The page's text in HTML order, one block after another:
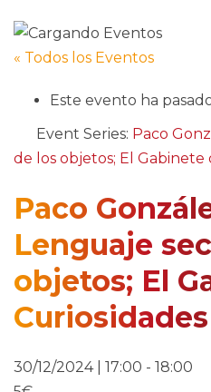
« Todos los Eventos
Este evento ha
Event Series: Paco
de los objetos; El Gabinete
Paco
Lenguaje
objetos; El
Curiosidades
30/12/2024 | 17:00 - 18:00